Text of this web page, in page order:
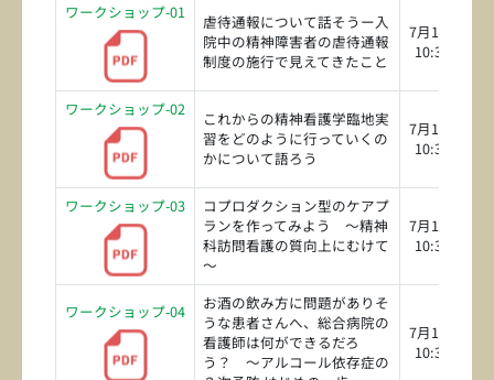
ワークショップ-01
虐待通報について話そうー入
院中の精神障害者の虐待通報
制度の施行で見えてきたこと
7月18日（土
10:30～
ワークショップ-02
これからの精神看護学臨地実
習をどのように行っていくの
かについて語ろう
7月18日（土
10:30～
ワークショップ-03
コプロダクション型のケアプ
ランを作ってみよう ～精神
科訪問看護の質向上にむけて
～
7月18日（土
10:30～
ワークショップ-04
お酒の飲み方に問題がありそ
うな患者さんへ、総合病院の
看護師は何ができるだろ
う？ ～アルコール依存症の
7月18日（土
10:30～